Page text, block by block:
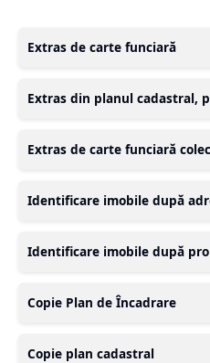
Extras de carte funciară
Extras din planul cadastral,
Extras de carte funciară
Identificare imobile după
Identificare imobile după
Copie Plan de Încadrare
Copie plan cadastral